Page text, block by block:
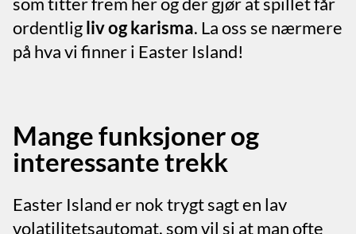
ordentligliv og karisma. La oss se nærmere
på hva vi finner i Easter Island!
Mange funksjoner og
interessante trekk
Easter Island er nok trygt sagt en lav
volatilitetsautomat, som vil si at man ofte